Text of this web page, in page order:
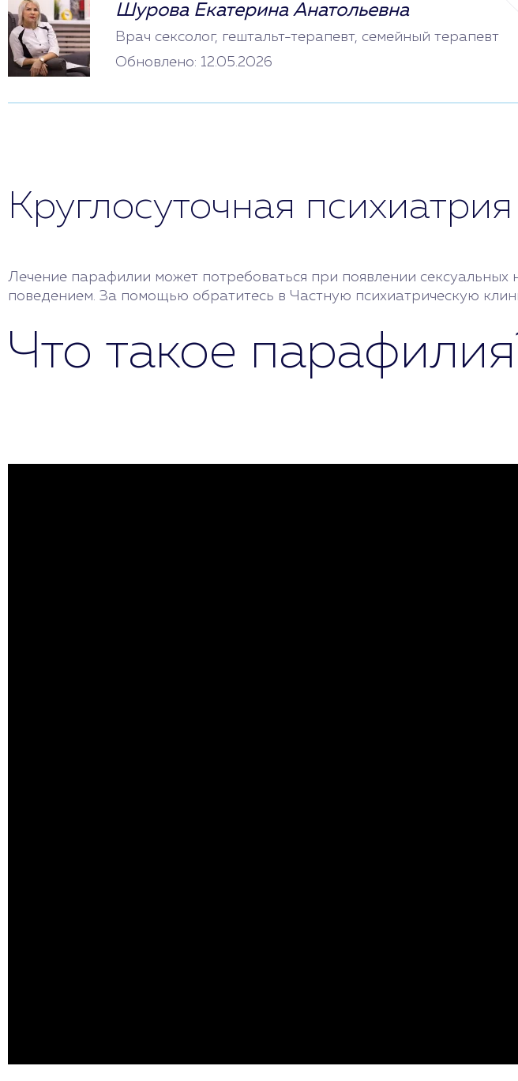
Шурова Екатерина Анатольевна
Врач сексолог, гештальт-терапевт, семейный терапевт
Обновлено: 12.05.2026
Круглосуточная психиатрия
Лечение парафилии может потребоваться при появлении
поведением. За помощью обратитесь в Частную психиатрическую
Что такое